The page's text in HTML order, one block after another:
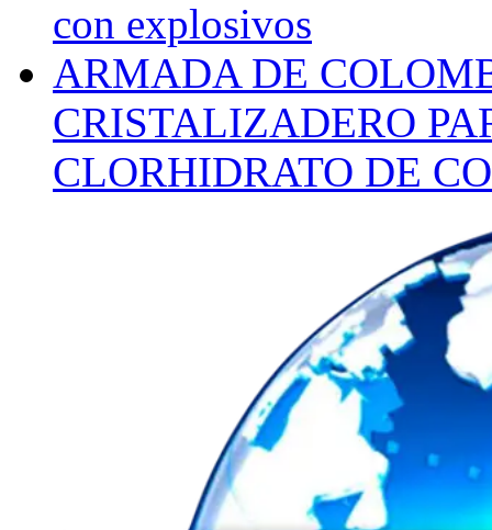
con explosivos
ARMADA DE
CRISTALIZADERO
CLORHIDRATO DE